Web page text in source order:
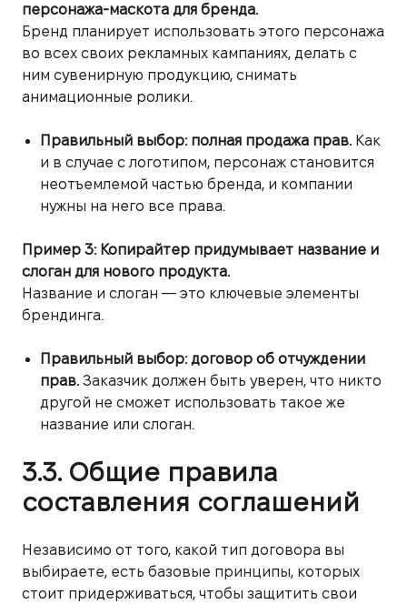
персонажа-маскота для бренда.
Бренд планирует использовать этого персонажа
во всех своих рекламных кампаниях, делать с
ним сувенирную продукцию, снимать
анимационные ролики.
Правильный выбор: полная продажа прав. Как
и в случае с логотипом, персонаж становится
неотъемлемой частью бренда, и компании
нужны на него все права.
Пример 3: Копирайтер придумывает название и
слоган для нового продукта.
Название и слоган — это ключевые элементы
брендинга.
Правильный выбор: договор об отчуждении
прав. Заказчик должен быть уверен, что никто
другой не сможет использовать такое же
название или слоган.
3.3. Общие правила
составления соглашений
Независимо от того, какой тип договора вы
выбираете, есть базовые принципы, которых
стоит придерживаться, чтобы защитить свои